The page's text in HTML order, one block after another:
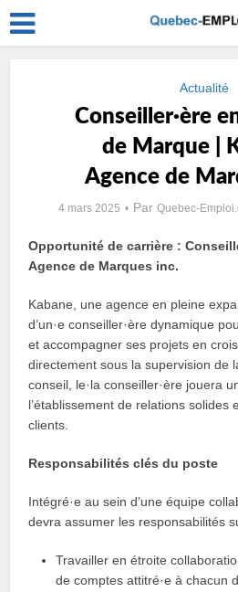
Actualité
Conseiller·ère
de Marque |
Agence de
4 mars 2025 Par Quebec-
Opportunité de carrière :
Agence de Marques inc.
Kabane, une agence en pleine
d’un·e conseiller·ère dynamique
et accompagner ses projets en
directement sous la supervision de
conseil, le·la conseiller·ère jouera
l’établissement de relations solides
clients.
Responsabilités clés du poste
Intégré·e au sein d’une équipe
devra assumer les responsabilités
Travailler en étroite
de comptes attitré·e à chacun